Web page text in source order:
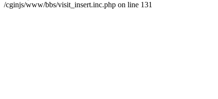
/cginjs/www/bbs/visit_insert.inc.php on line 131